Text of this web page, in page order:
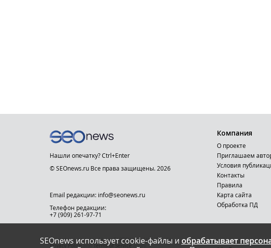
SEOnews использует cookie-файлы и обрабатывает
Нашли опечатку? Ctrl+Enter
© SEOnews.ru Все права защищены. 2026
Email редакции: info@seonews.ru
Телефон редакции:
+7 (909) 261-97-71
This site is protected by reCAPTCHA and the Google
Privacy Policyand Terms of Serviceapply.
Компания
О проекте
Приглашаем
Условия
Контакты
Правила
Карта сайта
Обработка ПД